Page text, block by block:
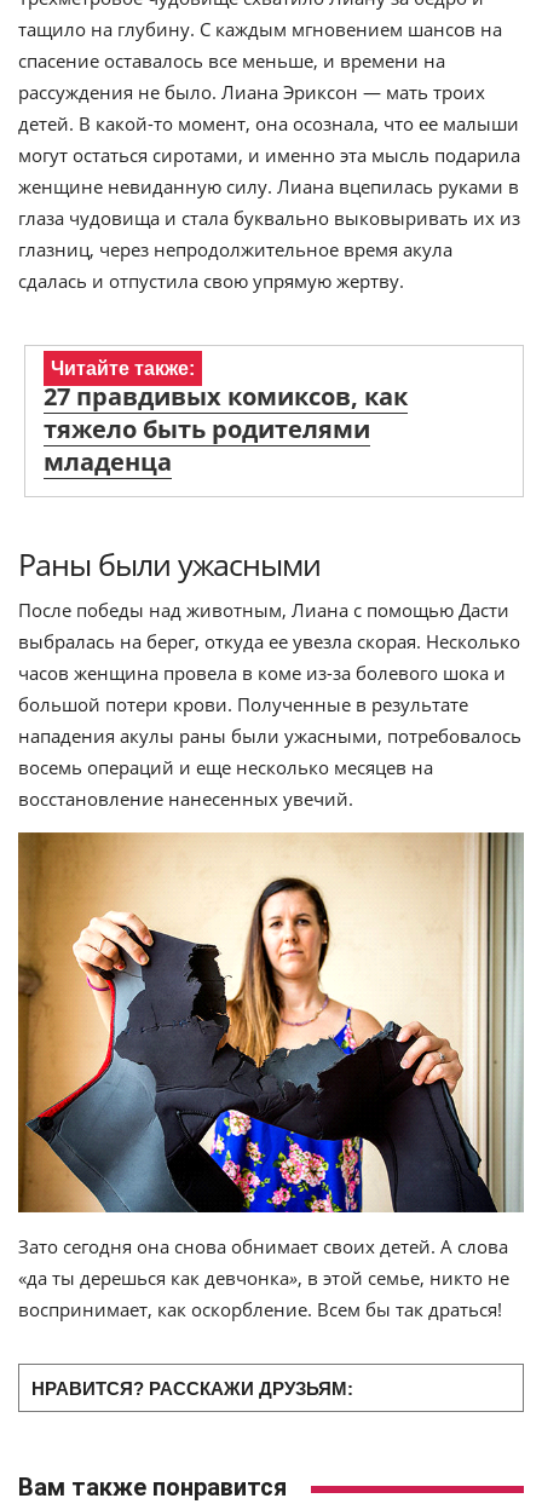
тащило на глубину. С каждым мгновением шансов на
спасение оставалось все меньше, и времени на
рассуждения не было. Лиана Эриксон — мать троих
детей. В какой-то момент, она осознала, что ее малыши
могут остаться сиротами, и именно эта мысль подарила
женщине невиданную силу. Лиана вцепилась руками в
глаза чудовища и стала буквально выковыривать их из
глазниц, через непродолжительное время акула
сдалась и отпустила свою упрямую жертву.
Читайте также:
27 правдивых комиксов, как
тяжело быть родителями
младенца
Раны были ужасными
После победы над животным, Лиана с помощью Дасти
выбралась на берег, откуда ее увезла скорая. Несколько
часов женщина провела в коме из-за болевого шока и
большой потери крови. Полученные в результате
нападения акулы раны были ужасными, потребовалось
восемь операций и еще несколько месяцев на
восстановление нанесенных увечий.
Зато сегодня она снова обнимает своих детей. А слова
«да ты дерешься как девчонка», в этой семье, никто не
воспринимает, как оскорбление. Всем бы так драться!
НРАВИТСЯ? РАССКАЖИ ДРУЗЬЯМ:
Вам также понравится